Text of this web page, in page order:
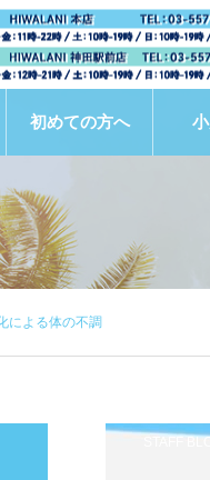
初めての方へ
による体の不調
STAFF